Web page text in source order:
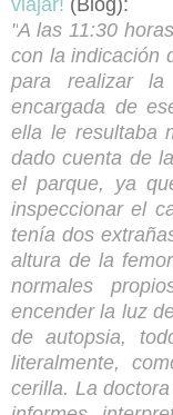
"A las 11:30
con la indicación
para realizar
encargada de
ella le resultaba
dado cuenta de
el parque, ya
inspeccionar el
tenía dos
altura de la
normales
encender la luz
de autopsia,
literalmente,
cerilla. La